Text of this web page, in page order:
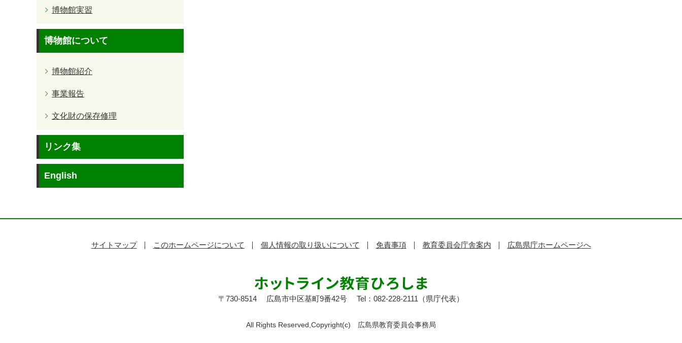
博物館実習
博物館について
博物館紹介
事業報告
文化財の保存修理
リンク集
English
サイトマップ このホームページについて 個人情報の取り扱いについて 免責事項 教育委員会庁舎案内 広島県庁ホームページへ
〒730-8514 広島市中区基町9番42号 Tel：082-228-2111（県庁代表）
All Rights Reserved,Copyright(c) 広島県教育委員会事務局